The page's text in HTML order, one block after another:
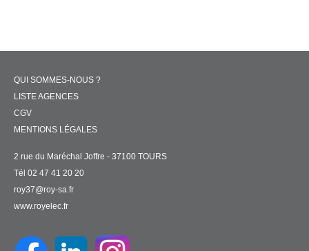
QUI SOMMES-NOUS ?
LISTE AGENCES
CGV
MENTIONS LÉGALES
2 rue du Maréchal Joffre - 37100 TOURS
Tél 02 47 41 20 20
roy37@roy-sa.fr
www.royelec.fr